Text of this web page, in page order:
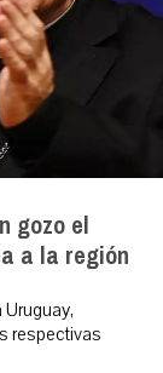
gozo el
a la región
respectivas